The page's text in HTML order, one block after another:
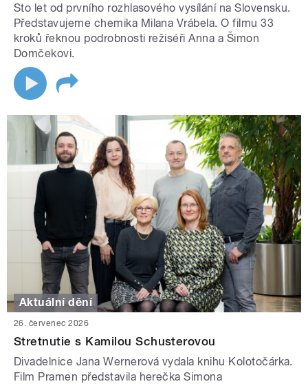
Sto let od prvního rozhlasového vysílání na Slovensku.
Představujeme chemika Milana Vrábela. O filmu 33
kroků řeknou podrobnosti režiséři Anna a Šimon
Domčekovi.
Aktuální dění
26. červenec 2026
Stretnutie s Kamilou Schusterovou
Divadelnice Jana Wernerová vydala knihu Kolotočárka.
Film Pramen představila herečka Simona